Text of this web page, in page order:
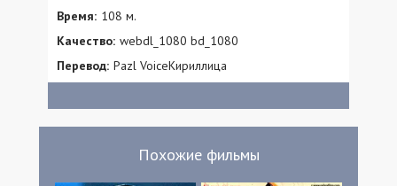
Время: 108 м.
Качество: webdl_1080 bd_1080
Перевод: Pazl VoiceКириллица
Похожие фильмы